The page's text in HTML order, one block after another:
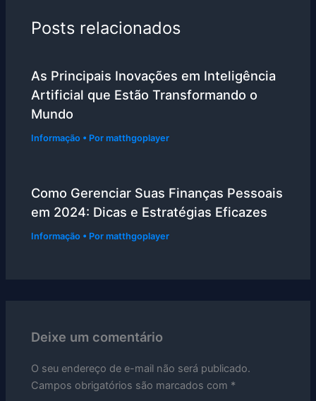
Posts relacionados
As Principais Inovações em Inteligência
Artificial que Estão Transformando o
Mundo
Informação • Pormatthgoplayer
Como Gerenciar Suas Finanças Pessoais
em 2024: Dicas e Estratégias Eficazes
Informação • Pormatthgoplayer
Deixe um comentário
O seu endereço de e-mail não será publicado.
Campos obrigatórios são marcados com *